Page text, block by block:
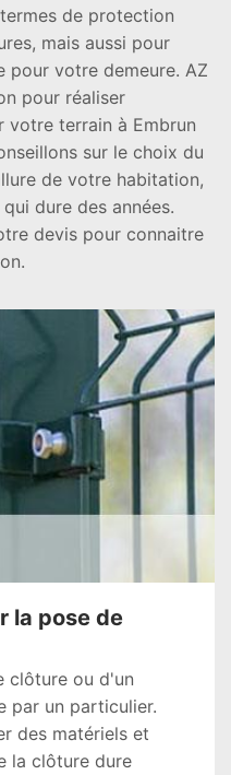
de protection
mais aussi pour
pour votre demeure. AZ
pour réaliser
votre terrain à Embrun
sur le choix du
de votre habitation,
dure des années.
devis pour connaitre
la pose de
clôture ou d'un
par un particulier.
des matériels et
la clôture dure